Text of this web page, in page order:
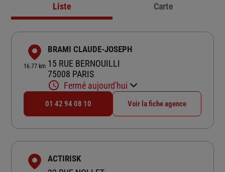
Liste Carte
16.77 km
BRAMI CLAUDE-JOSEPH
15 RUE BERNOUILLI
75008 PARIS
Fermé aujourd'hui
01 42 94 08 10 Voir la fiche agence
ACTIRISK